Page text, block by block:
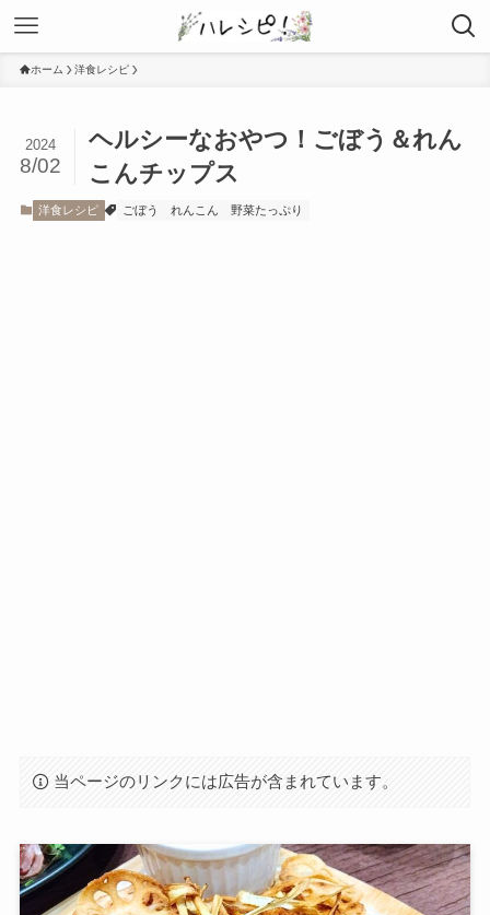
ホーム 洋食レシピ
ヘルシーなおやつ！ごぼう＆れん
こんチップス
2024
8/02
洋食レシピ ごぼう れんこん 野菜たっぷり
当ページのリンクには広告が含まれています。